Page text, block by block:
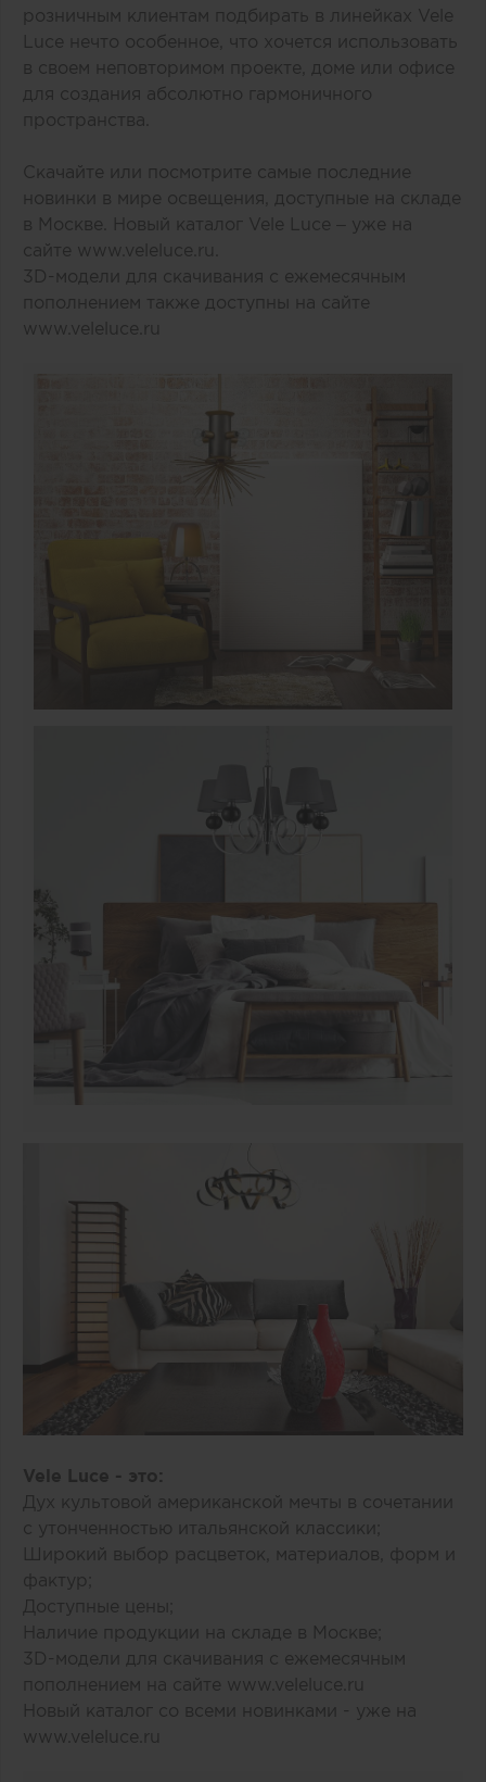
розничным клиентам подбирать в линейках Vele
Luce нечто особенное, что хочется использовать
в своем неповторимом проекте, доме или офисе
для создания абсолютно гармоничного
пространства.
Скачайте или посмотрите самые последние
новинки в мире освещения, доступные на складе
в Москве. Новый каталог Vele Luce – уже на
сайте www.veleluce.ru
3D-модели для скачивания с ежемесячным
пополнением также доступны на сайте
www.veleluce.ru
Vele Luce - это:
Дух культовой американской мечты в сочетании
с утонченностью итальянской классики;
Широкий выбор расцветок, материалов, форм и
фактур;
Доступные цены;
Наличие продукции на складе в Москве;
3D-модели для скачивания с ежемесячным
пополнением на сайте www.veleluce.ru
Новый каталог со всеми новинками - уже на
www.veleluce.ru